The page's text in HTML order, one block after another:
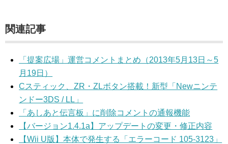
関連記事
「提案広場」運営コメントまとめ（2013年5月13日～5
月19日）
Cスティック、ZR・ZLボタン搭載！新型「Newニンテ
ンドー3DS / LL」
「あしあと伝言板」に削除コメントの通報機能
【バージョン1.4.1a】アップデートの変更・修正内容
【Wii U版】本体で発生する「エラーコード 105-3123」